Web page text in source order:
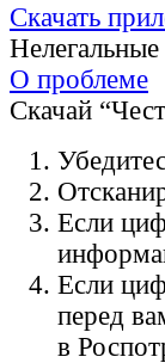
Скачать
О проблеме
Скачай
Если
Если
перед
в